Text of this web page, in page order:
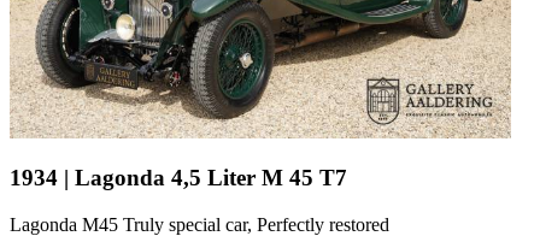
1934 | Lagonda 4,5 Liter M 45 T7
Lagonda M45 Truly special car, Perfectly restored